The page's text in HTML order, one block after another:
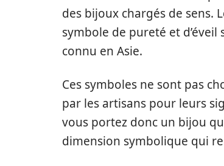
des bijoux chargés de sens.
symbole de pureté et d’éveil
connu en Asie.
Ces symboles ne sont pas
par les artisans pour leurs
vous portez donc un bijou
dimension symbolique qui